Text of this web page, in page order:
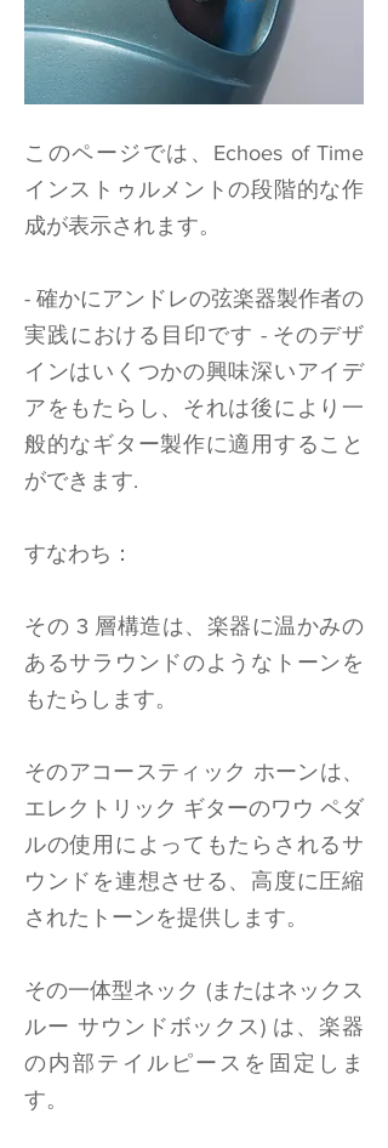
このページでは、Echoes of Time
インストゥルメントの段階的な作
成が表示されます。
- 確かにアンドレの弦楽器製作者の
実践における目印です - そのデザ
インはいくつかの興味深いアイデ
アをもたらし、それは後により一
般的なギター製作に適用すること
ができます.
すなわち：
その 3 層構造は、楽器に温かみの
あるサラウンドのようなトーンを
もたらします。
そのアコースティック ホーンは、
エレクトリック ギターのワウ ペダ
ルの使用によってもたらされるサ
ウンドを連想させる、高度に圧縮
されたトーンを提供します。
その一体型ネック (またはネックス
ルー サウンドボックス) は、楽器
の内部テイルピースを固定しま
す。